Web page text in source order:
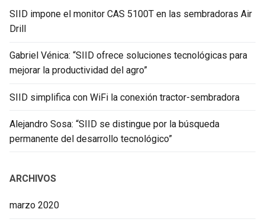
SIID impone el monitor CAS 5100T en las sembradoras Air
Drill
Gabriel Vénica: “SIID ofrece soluciones tecnológicas para
mejorar la productividad del agro”
SIID simplifica con WiFi la conexión tractor-sembradora
Alejandro Sosa: “SIID se distingue por la búsqueda
permanente del desarrollo tecnológico”
ARCHIVOS
marzo 2020